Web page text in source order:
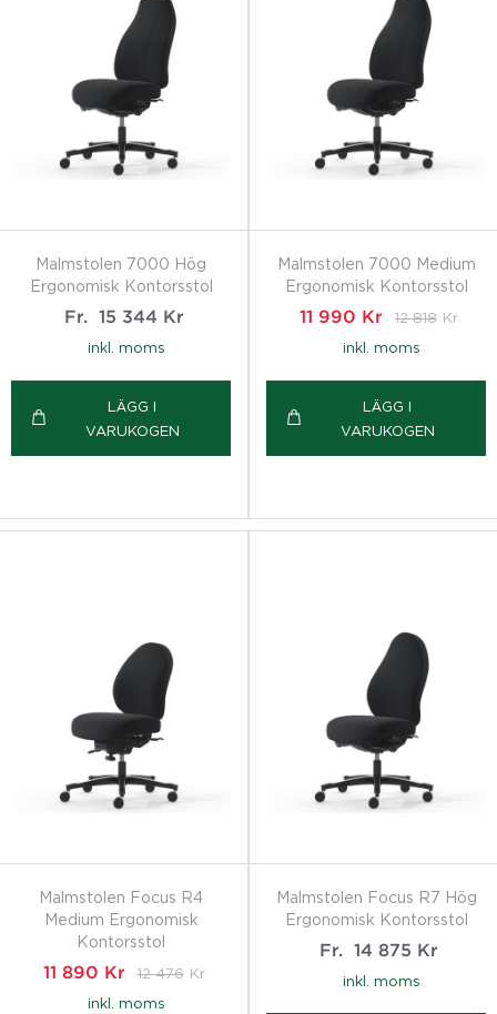
Malmstolen 7000 Hög
Ergonomisk Kontorsstol
Fr.
15 344 Kr
inkl. moms
LÄGG I
VARUKOGEN
Malmstolen 7000 Medium
Ergonomisk Kontorsstol
11 990 Kr 12 818 Kr
inkl. moms
LÄGG I
VARUKOGEN
Malmstolen Focus R4
Medium Ergonomisk
Kontorsstol
11 890 Kr 12 476 Kr
inkl. moms
Malmstolen Focus R7 Hög
Ergonomisk Kontorsstol
Fr.
14 875 Kr
inkl. moms